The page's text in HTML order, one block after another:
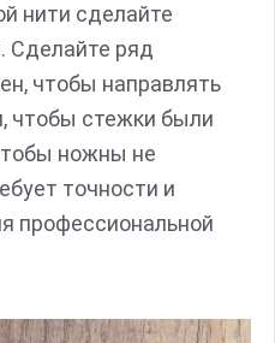
нити сделайте
Сделайте ряд
чтобы направлять
чтобы стежки были
ножны не
точности и
профессиональной